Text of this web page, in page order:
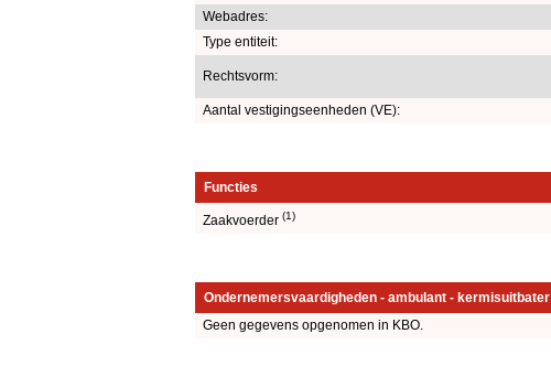
Webadres:
Type entiteit:
Rechtsvorm:
Aantal vestigingseenheden (VE):
Functies
Zaakvoerder (1)
Ondernemersvaardigheden - ambulant - kermisuitbater
Geen gegevens opgenomen in KBO.